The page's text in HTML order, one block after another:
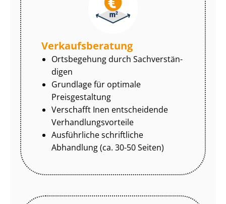
Ver­kaufs­be­ra­tung
Ortsbegehung durch Sach­ver­stän­
di­gen
Grundlage für optimale
Preisgestaltung
Verschafft Inen entscheidende
Ver­hand­lungs­vor­tei­le
Ausführliche schriftliche
Abhandlung (ca. 30-50 Seiten)